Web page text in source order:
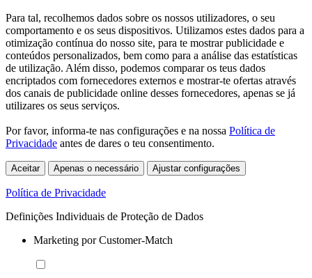
Para tal, recolhemos dados sobre os nossos utilizadores, o seu
comportamento e os seus dispositivos. Utilizamos estes dados para a
otimização contínua do nosso site, para te mostrar publicidade e
conteúdos personalizados, bem como para a análise das estatísticas
de utilização. Além disso, podemos comparar os teus dados
encriptados com fornecedores externos e mostrar-te ofertas através
dos canais de publicidade online desses fornecedores, apenas se já
utilizares os seus serviços.
Por favor, informa-te nas configurações e na nossa Política de
Privacidade antes de dares o teu consentimento.
Aceitar Apenas o necessário Ajustar configurações
Política de Privacidade
Definições Individuais de Proteção de Dados
Marketing por Customer-Match